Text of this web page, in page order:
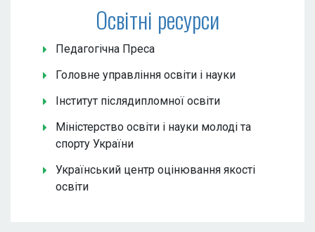
Освітні ресурси
Педагогічна Преса
Головне управління освіти і науки
Інститут післядипломної освіти
Міністерство освіти і науки молоді та
спорту України
Український центр оцінювання якості
освіти